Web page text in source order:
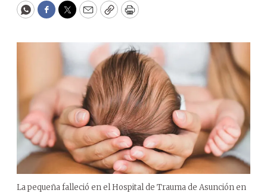
WhatsApp
Facebook
Twitter
EmailCopyPrint
La pequeña falleció en el Hospital de Trauma de Asunción en